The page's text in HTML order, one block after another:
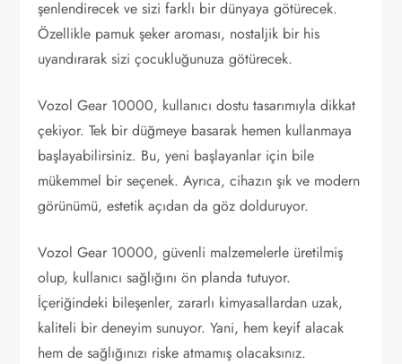
şenlendirecek ve sizi farklı bir dünyaya götürecek.
Özellikle pamuk şeker aroması, nostaljik bir his
uyandırarak sizi çocukluğunuza götürecek.
Vozol Gear 10000, kullanıcı dostu tasarımıyla dikkat
çekiyor. Tek bir düğmeye basarak hemen kullanmaya
başlayabilirsiniz. Bu, yeni başlayanlar için bile
mükemmel bir seçenek. Ayrıca, cihazın şık ve modern
görünümü, estetik açıdan da göz dolduruyor.
Vozol Gear 10000, güvenli malzemelerle üretilmiş
olup, kullanıcı sağlığını ön planda tutuyor.
İçeriğindeki bileşenler, zararlı kimyasallardan uzak,
kaliteli bir deneyim sunuyor. Yani, hem keyif alacak
hem de sağlığınızı riske atmamış olacaksınız.